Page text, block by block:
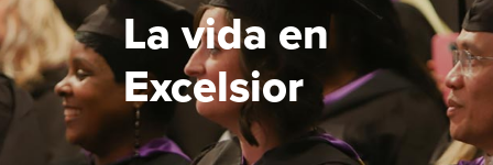
La vida en
Excelsior